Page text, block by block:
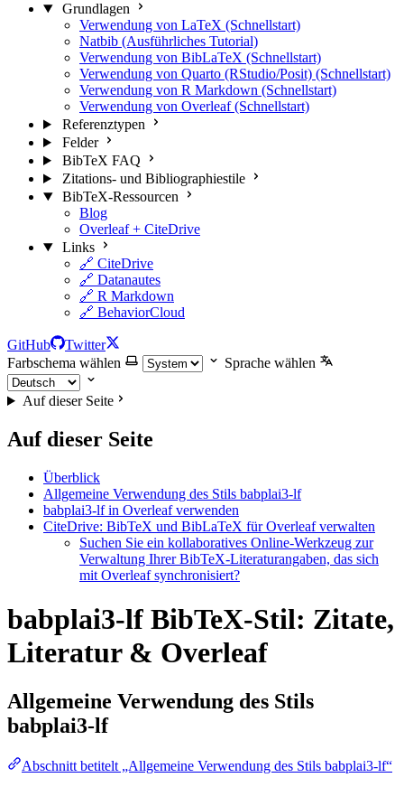
Grundlagen
Verwendung von LaTeX (Schnellstart)
Natbib (Ausführliches Tutorial)
Verwendung von BibLaTeX (Schnellstart)
Verwendung von Quarto (RStudio/Posit) (Schnellstart)
Verwendung von R Markdown (Schnellstart)
Verwendung von Overleaf (Schnellstart)
Referenztypen
Felder
BibTeX FAQ
Zitations- und Bibliographiestile
BibTeX-Ressourcen
Blog
Overleaf + CiteDrive
Links
🔗 CiteDrive
🔗 Datanautes
🔗 R Markdown
🔗 BehaviorCloud
GitHub
Twitter
Farbschema wählen
Sprache wählen
Auf dieser Seite
Auf dieser Seite
Überblick
Allgemeine Verwendung des Stils babplai3-lf
babplai3-lf in Overleaf verwenden
CiteDrive: BibTeX und BibLaTeX für Overleaf verwalten
Suchen Sie ein kollaboratives Online-Werkzeug zur
Verwaltung Ihrer BibTeX-Literaturangaben, das sich
mit Overleaf synchronisiert?
babplai3-lf BibTeX-Stil: Zitate,
Literatur & Overleaf
Allgemeine Verwendung des Stils
babplai3-lf
Abschnitt betitelt „Allgemeine Verwendung des Stils babplai3-lf“